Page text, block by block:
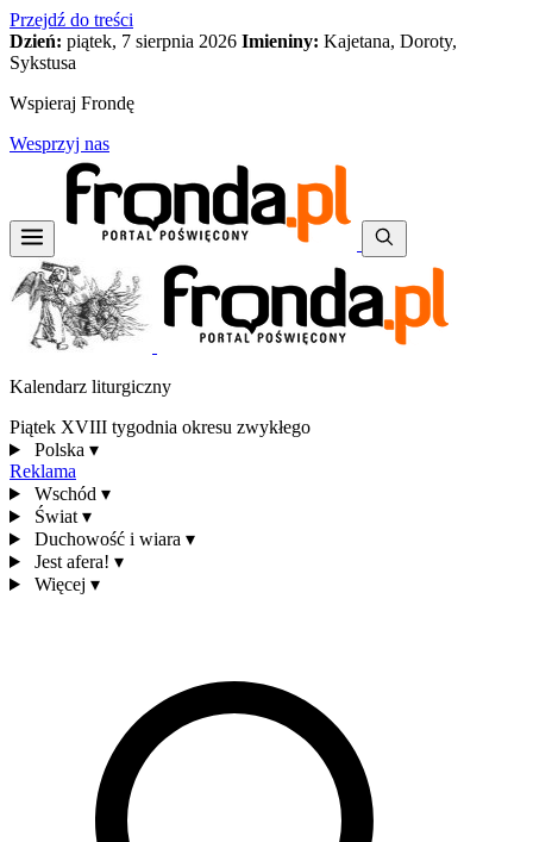
Przejdź do treści
Dzień: piątek, 7 sierpnia 2026 Imieniny: Kajetana, Doroty,
Sykstusa
Wspieraj Frondę
Wesprzyj nas
Kalendarz liturgiczny
Piątek XVIII tygodnia okresu zwykłego
Polska ▾
Reklama
Wschód ▾
Świat ▾
Duchowość i wiara ▾
Jest afera! ▾
Więcej ▾